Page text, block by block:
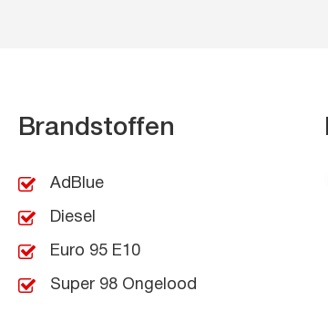
Brandstoffen
AdBlue
Diesel
Euro 95 E10
Super 98 Ongelood